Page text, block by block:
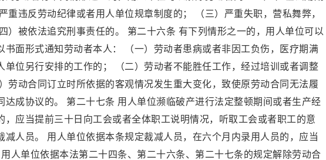
重违反劳动纪律或者用人单位规章制度的； （三）严重失职，营私舞弊，
）被依法追究刑事责任的。 第二十六条 有下列情形之一的，用人单位可以
书面形式通知劳动者本人： （一）劳动者患病或者非因工负伤，医疗期满
单位另行安排的工作的； （二）劳动者不能胜任工作，经过培训或者调整
劳动合同订立时所依据的客观情况发生重大变化，致使原劳动合同无法履
成协议的。 第二十七条 用人单位濒临破产进行法定整顿期间或者生产经
，应当提前三十日向工会或者全体职工说明情况，听取工会或者职工的意
减人员。 用人单位依据本条规定裁减人员，在六个月内录用人员的，应当
人单位依据本法第二十四条、第二十六条、第二十七条的规定解除劳动合